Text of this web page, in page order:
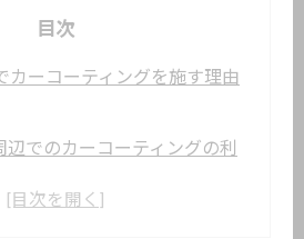
目次
カーコーティングを施す理由
辺でのカーコーティングの利